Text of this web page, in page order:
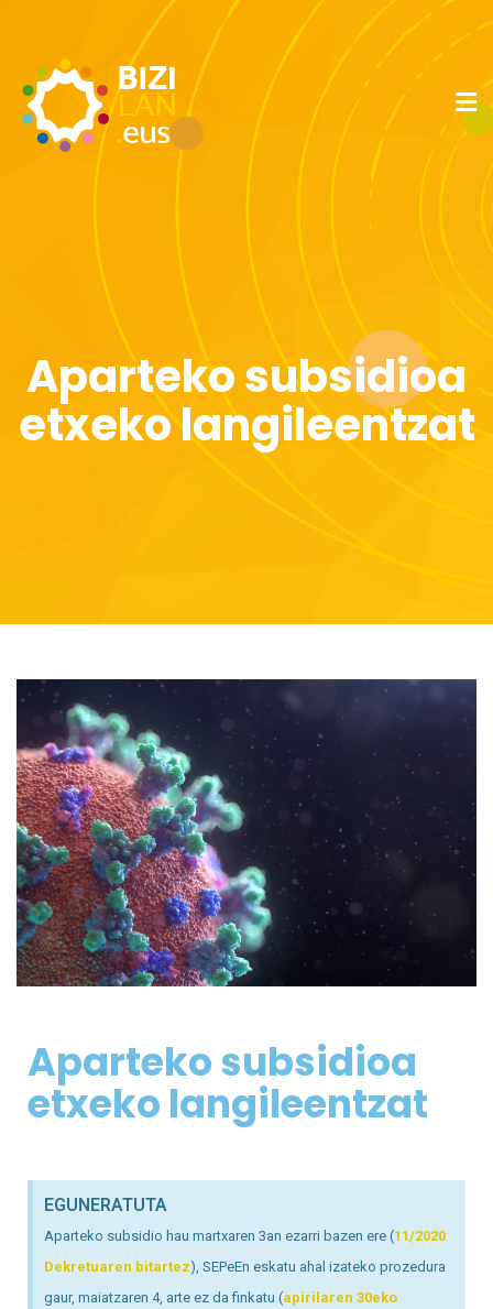
Aparteko subsidioa
etxeko langileentzat
Aparteko subsidioa
etxeko langileentzat
EGUNERATUTA
Aparteko subsidio hau martxaren 3an ezarri bazen ere (11/2020
Dekretuaren bitartez), SEPeEn eskatu ahal izateko prozedura
gaur, maiatzaren 4, arte ez da finkatu (apirilaren 30eko